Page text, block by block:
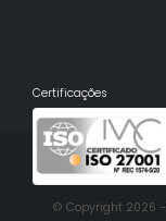
Certificações
© Copyright 2026 -